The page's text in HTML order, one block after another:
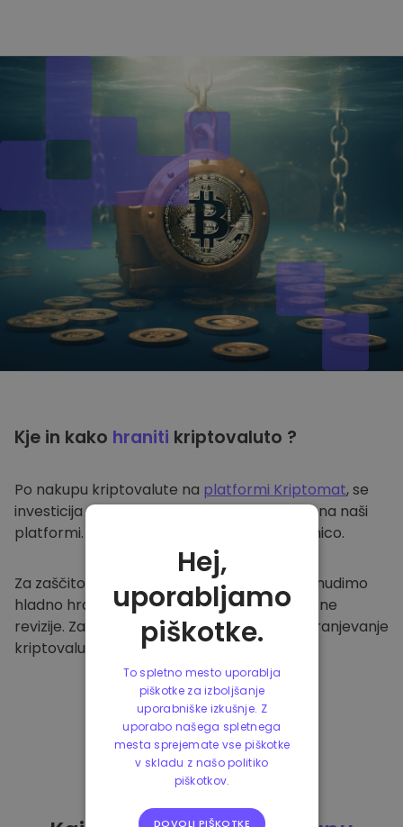
Kje in kako hraniti kriptovaluto ?
Po nakupu kriptovalute na platformi Kriptomat, se
investicija prenese v vašo varno denarnico na naši
platformi. Vsak uporabnik ima svojo denarnico.
Za zaščito naših strank in njihovih sredstev nudimo
hladno hrambo ter redno izvajamo varnostne
revizije. Zato je naša platforma varna za shranjevanje
kriptovalute in ostalih kripto naložb.
Hej,
uporabljamo
piškotke.
To spletno mesto uporablja
piškotke za izboljšanje
uporabniške izkušnje. Z
uporabo našega spletnega
mesta sprejemate vse piškotke
v skladu z našo politiko
piškotkov.
DOVOLI PIŠKOTKE